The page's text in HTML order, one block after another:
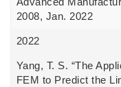
2008, Jan. 2022
2022
Yang, T. S. “The
FEM to Predict the